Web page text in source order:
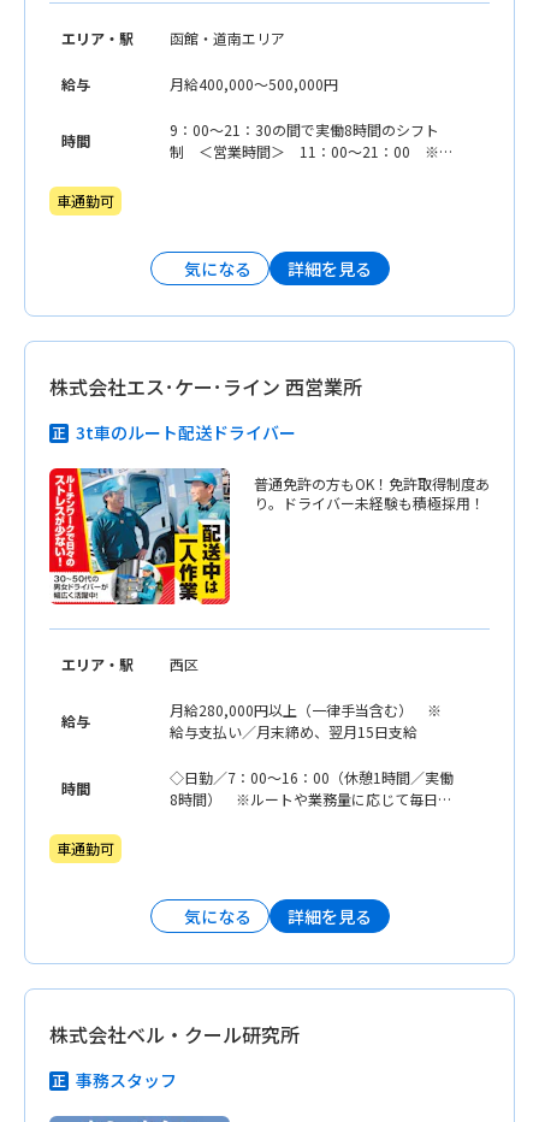
エリア・駅 函館・道南エリア
給与 月給400,000〜500,000円
時間
9：00〜21：30の間で実働8時間のシフト
制 ＜営業時間＞ 11：00〜21：00 ※フ
車通勤可
気になる 詳細を見る
株式会社エス･ケー･ライン 西営業所
3t車のルート配送ドライバー
普通免許の方もOK！免許取得制度あ
り。ドライバー未経験も積極採用！
エリア・駅 西区
給与
月給280,000円以上（一律手当含む） ※
給与支払い／月末締め、翌月15日支給
時間
◇日勤／7：00〜16：00（休憩1時間／実働
8時間） ※ルートや業務量に応じて毎日残
車通勤可
気になる 詳細を見る
株式会社ベル・クール研究所
事務スタッフ